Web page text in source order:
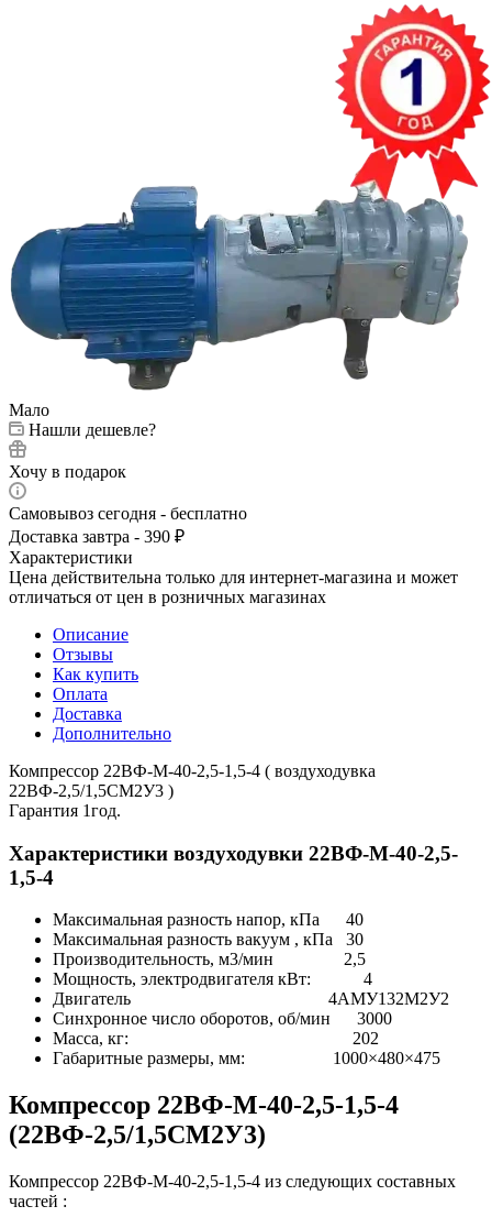
Мало
Нашли дешевле?
Хочу в подарок
Самовывоз сегодня - бесплатно
Доставка завтра - 390 ₽
Характеристики
Цена действительна только для интернет-магазина и может
отличаться от цен в розничных магазинах
Описание
Отзывы
Как купить
Оплата
Доставка
Дополнительно
Компрессор 22ВФ-М-40-2,5-1,5-4 ( воздуходувка
22ВФ-2,5/1,5СМ2У3 )
Гарантия 1год.
Характеристики воздуходувки 22ВФ-М-40-2,5-
1,5-4
Максимальная разность напор, кПа 40
Максимальная разность вакуум , кПа 30
Производительность, м3/мин 2,5
Мощность, электродвигателя кВт: 4
Двигатель 4АМУ132М2У2
Синхронное число оборотов, об/мин 3000
Масса, кг: 202
Габаритные размеры, мм: 1000×480×475
Компрессор 22ВФ-М-40-2,5-1,5-4
(22ВФ-2,5/1,5СМ2У3)
Компрессор 22ВФ-М-40-2,5-1,5-4 из следующих составных
частей :